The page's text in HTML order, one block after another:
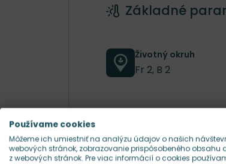
Popis a základné
Základné
Životný okruh
Fr 2, B 2
Používame cookies
Môžeme ich umiestniť na analýzu údajov o našich
webových stránok, zobrazovanie prispôsobeného obsahu
z webových stránok. Pre viac informácií o cookies